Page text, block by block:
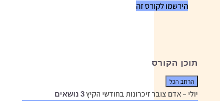
הירשמו לקורס זה
תוכן הקורס
הרחב הכל
שיעורים
יולי – אדם צובר זיכרונות בחודשי הקיץ3 נושאים